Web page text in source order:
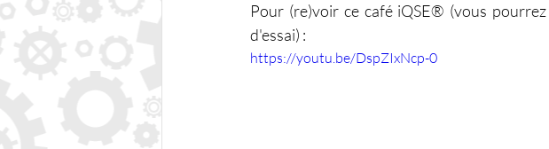
Pour (re)voir ce café iQSE® (vous
d'essai) :
https://youtu.be/DspZIxNcp-0